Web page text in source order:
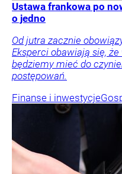
Ustawa frankowa po
o jedno
Od jutra zacznie
Eksperci obawiają się,
będziemy mieć do
postępowań.
Finanse i inwestycje